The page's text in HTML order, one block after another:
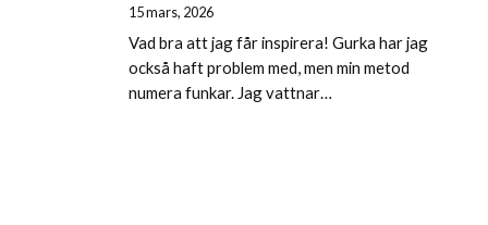
15 mars, 2026
Vad bra att jag får inspirera! Gurka har jag
också haft problem med, men min metod
numera funkar. Jag vattnar…